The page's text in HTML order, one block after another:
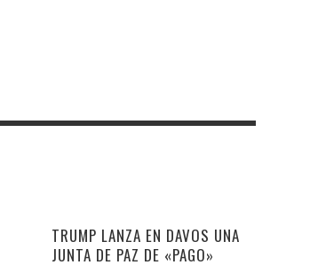
TRUMP LANZA EN DAVOS UNA
JUNTA DE PAZ DE «PAGO»